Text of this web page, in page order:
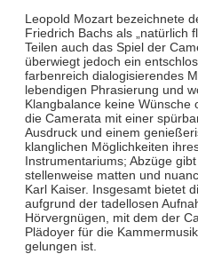
Leopold Mozart bezeichnete
Friedrich Bachs als „natürlich
Teilen auch das Spiel der
überwiegt jedoch ein
farbenreich dialogisierendes
lebendigen Phrasierung und
Klangbalance keine Wünsche
die Camerata mit einer
Ausdruck und einem
klanglichen Möglichkeiten
Instrumentariums; Abzüge
stellenweise matten und
Karl Kaiser. Insgesamt bietet
aufgrund der tadellosen
Hörvergnügen, mit dem der
Plädoyer für die
gelungen ist.